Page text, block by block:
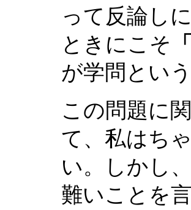
って反論し
ときにこそ
が学問とい
この問題に
て、私はち
い。しかし
難いことを